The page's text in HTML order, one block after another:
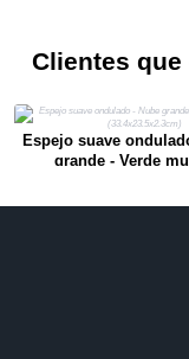
Clientes
Espejo suave
grande - Verde